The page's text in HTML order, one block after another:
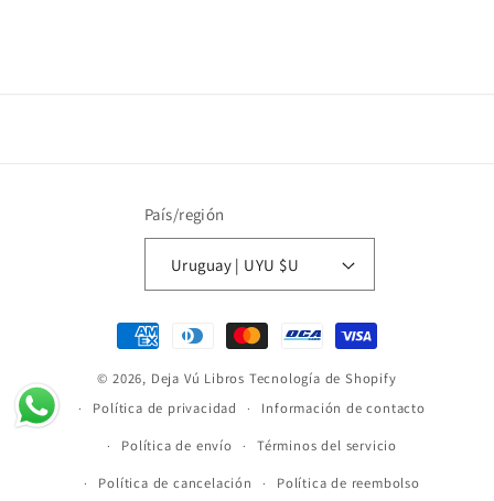
País/región
Uruguay | UYU $U
Formas
de
pago
© 2026, Deja Vú Libros Tecnología de Shopify
Política de privacidad
Información de contacto
Política de envío
Términos del servicio
Política de cancelación
Política de reembolso